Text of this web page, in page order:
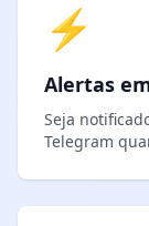
⚡
Alertas
Seja
Telegram